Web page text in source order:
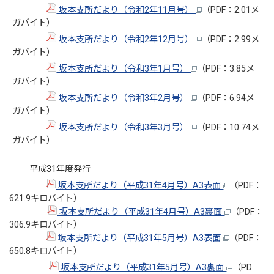
坂本支所だより（令和2年11月号）
（PDF：2.01メ
ガバイト）
坂本支所だより（令和2年12月号）
（PDF：2.99メ
ガバイト）
坂本支所だより（令和3年1月号）
（PDF：3.85メ
ガバイト）
坂本支所だより（令和3年2月号）
（PDF：6.94メ
ガバイト）
坂本支所だより（令和3年3月号）
（PDF：10.74メ
ガバイト）
平成31年度発行
坂本支所だより（平成31年4月号）A3表面
（PDF：
621.9キロバイト）
坂本支所だより（平成31年4月号）A3裏面
（PDF：
306.9キロバイト）
坂本支所だより（平成31年5月号）A3表面
（PDF：
650.8キロバイト）
坂本支所だより（平成31年5月号）A3裏面
（PD